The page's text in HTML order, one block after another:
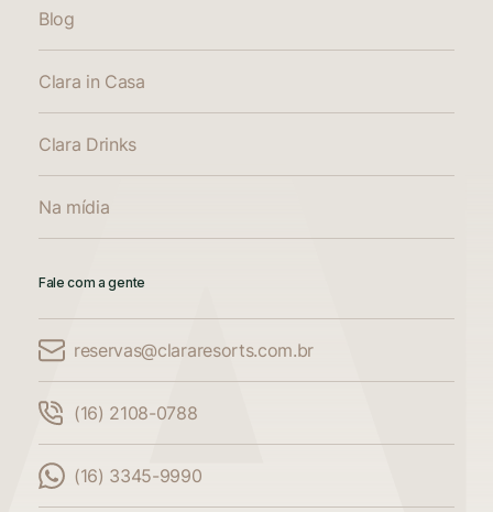
Blog
Clara in Casa
Clara Drinks
Na mídia
Fale com a gente
reservas@clararesorts.com.br
(16) 2108-0788
(16) 3345-9990
Compare até 3 acomodações
comparar